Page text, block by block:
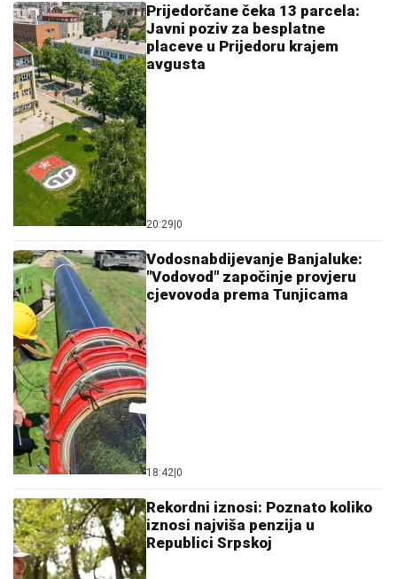
Prijedorčane čeka 13 parcela:
Javni poziv za besplatne
placeve u Prijedoru krajem
avgusta
20:29 0
Vodosnabdijevanje Banjaluke:
"Vodovod" započinje provjeru
cjevovoda prema Tunjicama
18:42 0
Rekordni iznosi: Poznato koliko
iznosi najviša penzija u
Republici Srpskoj